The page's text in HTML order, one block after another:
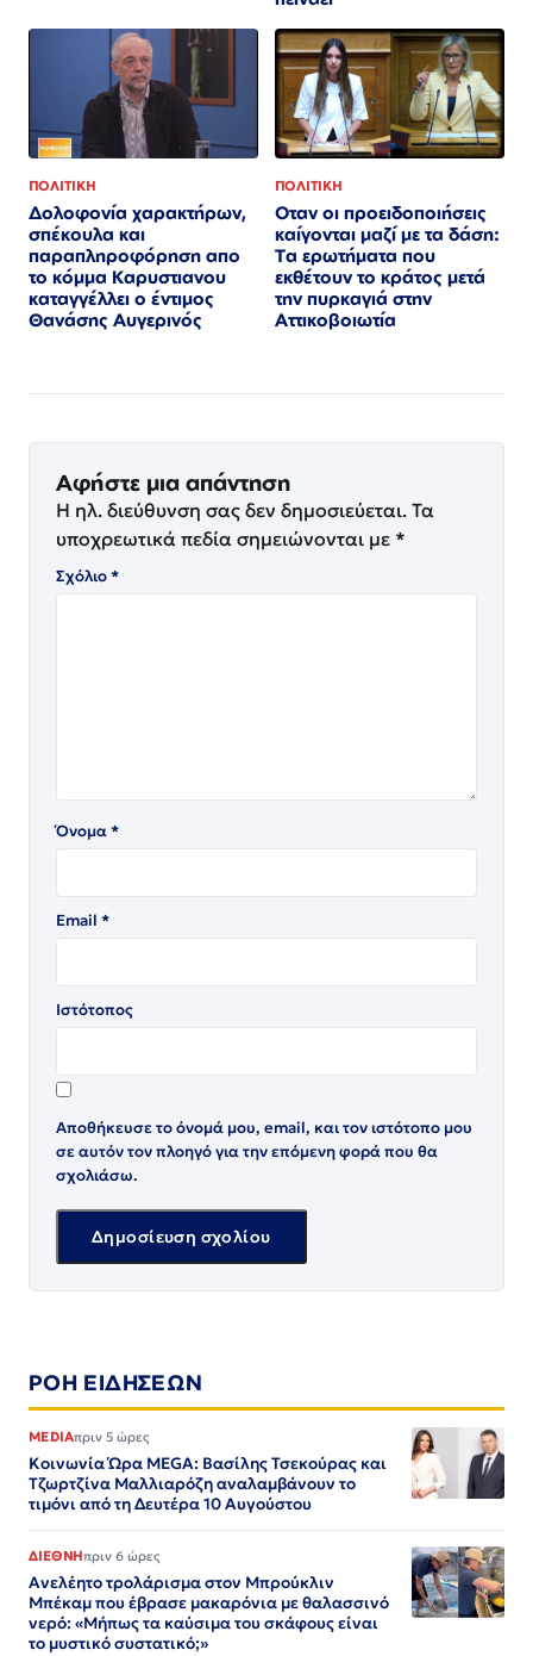
ΠΟΛΙΤΙΚΗ
Δολοφονία χαρακτήρων,
σπέκουλα και
παραπληροφόρηση απο
το κόμμα Καρυστιανου
καταγγέλλει ο έντιμος
Θανάσης Αυγερινός
ΠΟΛΙΤΙΚΗ
Οταν οι προειδοποιήσεις
καίγονται μαζί με τα δάση:
Τα ερωτήματα που
εκθέτουν το κράτος μετά
την πυρκαγιά στην
Αττικοβοιωτία
Αφήστε μια απάντηση
Η ηλ. διεύθυνση σας δεν δημοσιεύεται. Τα
υποχρεωτικά πεδία σημειώνονται με *
Σχόλιο*
Όνομα*
Email *
Ιστότοπος
Αποθήκευσε το όνομά μου, email, και τον ιστότοπο μου
σε αυτόν τον πλοηγό για την επόμενη φορά που θα
σχολιάσω.
ΡΟΗ ΕΙΔΗΣΕΩΝ
MEDIAπριν 5 ώρες
Κοινωνία Ώρα MEGA: Βασίλης Τσεκούρας και
Τζωρτζίνα Μαλλιαρόζη αναλαμβάνουν το
τιμόνι από τη Δευτέρα 10 Αυγούστου
ΔΙΕΘΝΗπριν 6 ώρες
Ανελέητο τρολάρισμα στον Μπρούκλιν
Μπέκαμ που έβρασε μακαρόνια με θαλασσινό
νερό: «Μήπως τα καύσιμα του σκάφους είναι
το μυστικό συστατικό;»